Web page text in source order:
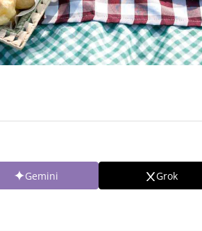
Gemini Grok